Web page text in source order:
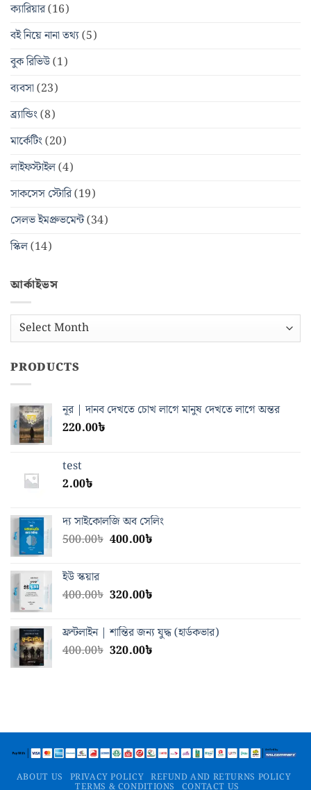
ক্যারিয়ার(16)
বই নিয়ে নানা তথ্য(5)
বুক রিভিউ(1)
ব্যবসা(23)
ব্র্যান্ডিং(8)
মার্কেটিং(20)
লাইফস্টাইল(4)
সাকসেস স্টোরি(19)
সেলভ ইমপ্রুভমেন্ট(34)
স্কিল(14)
আর্কাইভস
আর্কাইভস
PRODUCTS
নূর | দানব দেখতে চোখ লাগে মানুষ দেখতে লাগে অন্তর
220.00৳
test
2.00৳
দ্য সাইকোলজি অব সেলিং
500.00৳ Original
400.00৳Current
ইউ স্কয়ার
400.00৳ Original
was:
400.00৳.
320.00৳Current
320.00৳.
ফ্রন্টলাইন | শান্তির জন্য যুদ্ধ (হার্ডকভার)
400.00৳ Original
320.00৳Current
ABOUT US PRIVACY POLICY REFUND AND RETURNS POLICY
TERMS & CONDITIONS CONTACT US